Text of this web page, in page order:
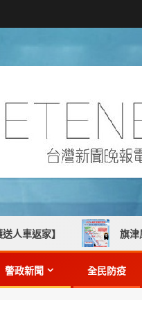
旗津風箏節本週
警政新聞 全民防疫